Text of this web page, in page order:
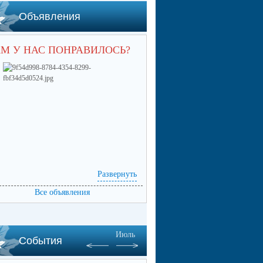
Объявления
У НАС ПОНРАВИЛОСЬ?
Развернуть
Все объявления
События
Июль